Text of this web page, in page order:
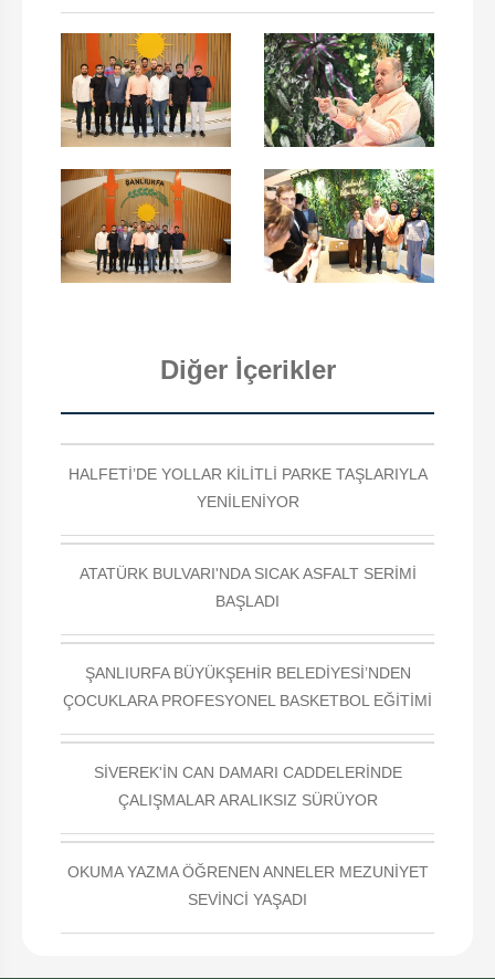
Diğer İçerikler
HALFETİ’DE YOLLAR KİLİTLİ PARKE TAŞLARIYLA
YENİLENİYOR
ATATÜRK BULVARI'NDA SICAK ASFALT SERİMİ
BAŞLADI
ŞANLIURFA BÜYÜKŞEHİR BELEDİYESİ’NDEN
ÇOCUKLARA PROFESYONEL BASKETBOL EĞİTİMİ
SİVEREK'İN CAN DAMARI CADDELERİNDE
ÇALIŞMALAR ARALIKSIZ SÜRÜYOR
OKUMA YAZMA ÖĞRENEN ANNELER MEZUNİYET
SEVİNCİ YAŞADI